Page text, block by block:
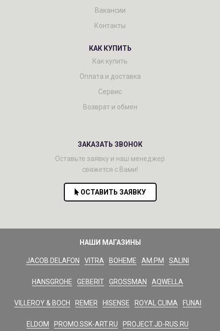
Вакансии
Контакты
КАК КУПИТЬ
Как купить
Оплата и доставка
Сервис
Возврат и обмен
ЗАКАЗАТЬ ЗВОНОК
Оставьте заявку и наш менеджер
свяжется с Вами!
ОСТАВИТЬ ЗАЯВКУ
НАШИ МАГАЗИНЫ
JACOB DELAFON VITRA BOHEME AM.PM SALINI
HANSGROHE GEBERIT GROSSMAN AQWELLA
VILLEROY & BOCH REMER HISENSE ROYAL CLIMA FUNAI
ELDOM PROMO.SSK-ART.RU PROJECT.JD-RUS.RU